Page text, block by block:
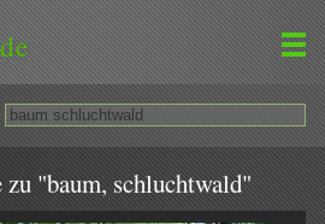
zu "baum, schluchtwald"